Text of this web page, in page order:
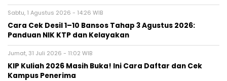
Sabtu, 1 Agustus 2026 - 14:26 WIB
Cara Cek Desil 1–10 Bansos Tahap 3 Agustus 2026:
Panduan NIK KTP dan Kelayakan
Jumat, 31 Juli 2026 - 11:02 WIB
KIP Kuliah 2026 Masih Buka! Ini Cara Daftar dan Cek
Kampus Penerima